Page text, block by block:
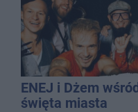
ENEJ i Dżem
święta miasta